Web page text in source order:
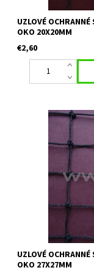
UZLOVÉ
OKO 20X20MM
€2,60
Uzlová ochranná
ako deliaca sieť.
27 mm x 27 mm
UZLOVÉ
OKO 27X27MM